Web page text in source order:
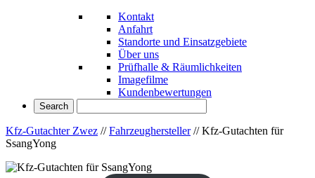
Kontakt
Anfahrt
Standorte und Einsatzgebiete
Über uns
Prüfhalle & Räumlichkeiten
Imagefilme
Kundenbewertungen
Kfz-Gutachter Zwez //Fahrzeughersteller//Kfz-Gutachten für
SsangYong